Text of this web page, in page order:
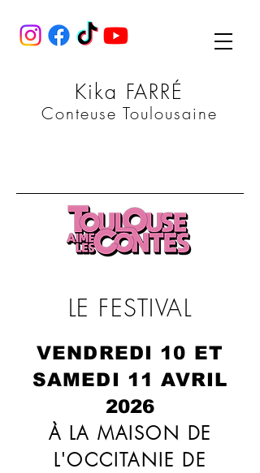
Kika FARRÉ
Conteuse Toulousaine
LE FESTIVAL
VENDREDI 10 ET
SAMEDI 11 AVRIL
2026
À LA MAISON DE
L'OCCITANIE DE